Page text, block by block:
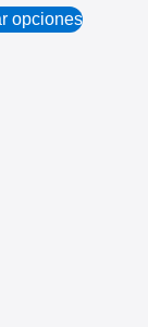
opciones